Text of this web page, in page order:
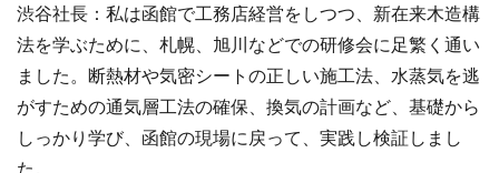
渋谷社長：私は函館で工務店経営をしつつ、新在来木造構
法を学ぶために、札幌、旭川などでの研修会に足繁く通い
ました。断熱材や気密シートの正しい施工法、水蒸気を逃
がすための通気層工法の確保、換気の計画など、基礎から
しっかり学び、函館の現場に戻って、実践し検証しまし